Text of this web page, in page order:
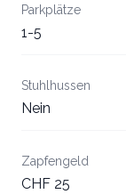
Parkplätze
1-5
Stuhlhussen
Nein
Zapfengeld
CHF 25